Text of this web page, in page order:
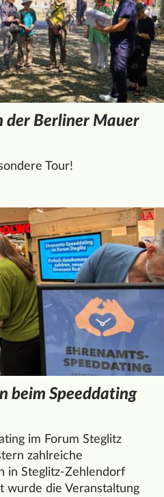
der Berliner Mauer
Tour!
Spuren an der Berliner
beim Speeddating
im Forum Steglitz
zahlreiche
in Steglitz-Zehlendorf
wurde die Veranstaltung